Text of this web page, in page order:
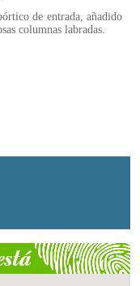
de entrada, añadido
columnas labradas.